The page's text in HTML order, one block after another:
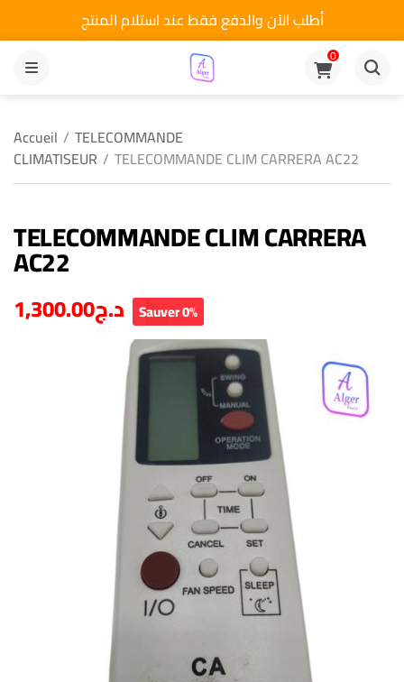
أطلب الآن والدفع فقط عند استلام المنتج
MENU
0
Accueil / TELECOMMANDE
CLIMATISEUR / TELECOMMANDE CLIM CARRERA AC22
TELECOMMANDE CLIM CARRERA
AC22
د.ج1,300.00 Sauver 0%